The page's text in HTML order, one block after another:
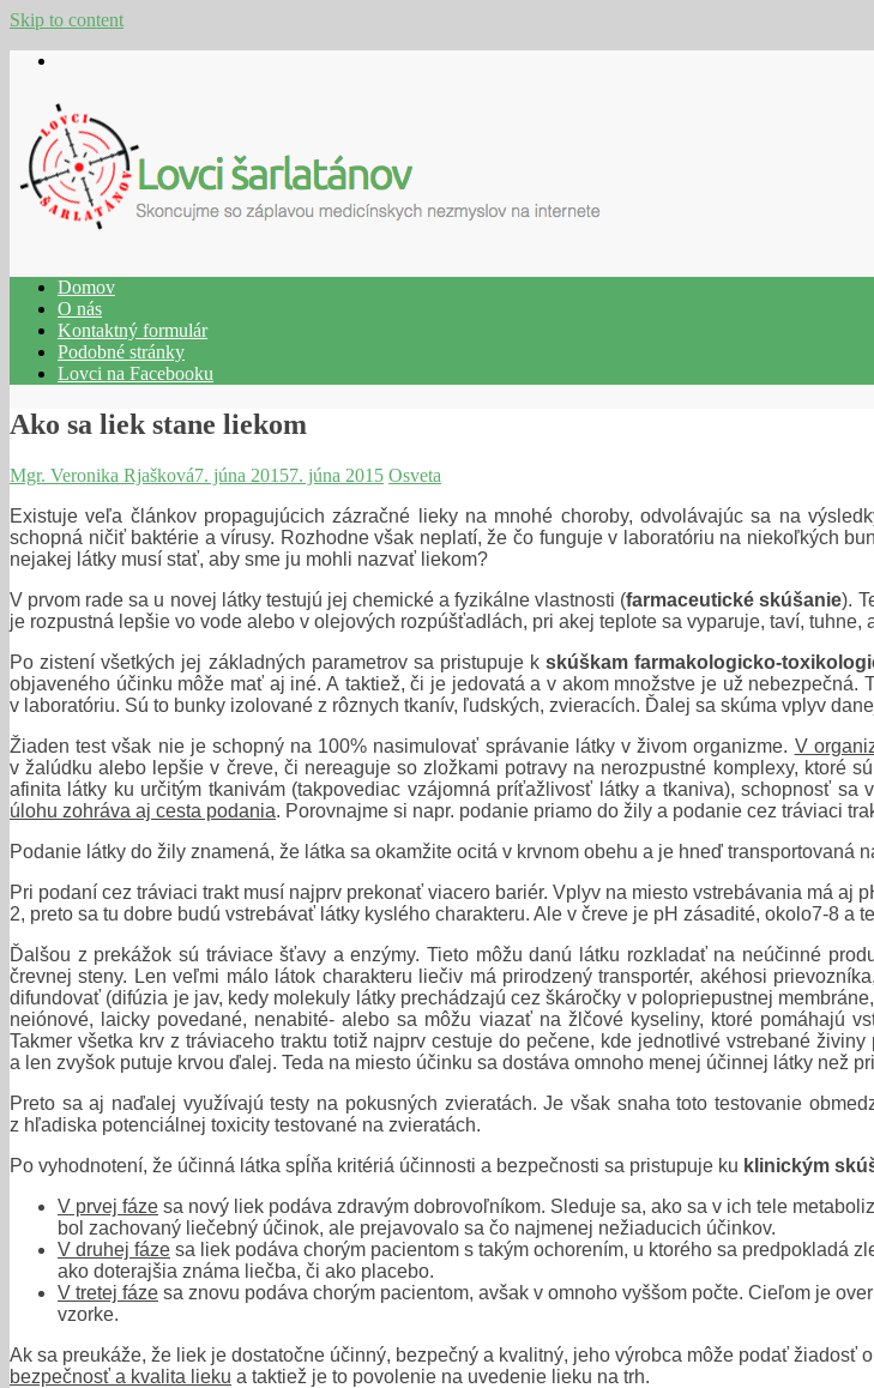
Skip to content
Domov
O nás
Kontaktný formulár
Podobné stránky
Lovci na Facebooku
Ako sa liek stane liekom
Mgr. Veronika Rjašková7. júna 20157. júna 2015 Osveta
Existuje veľa článkov propagujúcich zázračné lieky na mnohé choroby, odvolávajúc sa na
schopná ničiť baktérie a vírusy. Rozhodne však neplatí, že čo funguje v laboratóriu na niekoľkých
nejakej látky musí stať, aby sme ju mohli nazvať liekom?
V prvom rade sa u novej látky testujú jej chemické a fyzikálne vlastnosti (farmaceutické skúšanie).
je rozpustná lepšie vo vode alebo v olejových rozpúšťadlách, pri akej teplote sa vyparuje, taví, tuhne,
Po zistení všetkých jej základných parametrov sa pristupuje kskúškam farmakologicko-
objaveného účinku môže mať aj iné. A taktiež, či je jedovatá a v akom množstve je už nebezpečná.
v laboratóriu. Sú to bunky izolované z rôznych tkanív, ľudských, zvieracích. Ďalej sa skúma vplyv
Žiaden test však nie je schopný na 100% nasimulovať správanie látky v živom organizme. V
v žalúdku alebo lepšie v čreve, či nereaguje so zložkami potravy na nerozpustné komplexy, ktoré
afinita látky ku určitým tkanivám (takpovediac vzájomná príťažlivosť látky a tkaniva), schopnosť
úlohu zohráva aj cesta podania. Porovnajme si napr. podanie priamo do žily a podanie cez tráviaci
Podanie látky do žily znamená, že látka sa okamžite ocitá v krvnom obehu a je hneď transportovaná
Pri podaní cez tráviaci trakt musí najprv prekonať viacero bariér. Vplyv na miesto vstrebávania má
2, preto sa tu dobre budú vstrebávať látky kyslého charakteru. Ale v čreve je pH zásadité, okolo7-8 a
Ďalšou z prekážok sú tráviace šťavy a enzýmy. Tieto môžu danú látku rozkladať na neúčinné
črevnej steny. Len veľmi málo látok charakteru liečiv má prirodzený transportér, akéhosi
difundovať (difúzia je jav, kedy molekuly látky prechádzajú cez škáročky v polopriepustnej
neiónové, laicky povedané, nenabité- alebo sa môžu viazať na žlčové kyseliny, ktoré pomáhajú
Takmer všetka krv z tráviaceho traktu totiž najprv cestuje do pečene, kde jednotlivé vstrebané
a len zvyšok putuje krvou ďalej. Teda na miesto účinku sa dostáva omnoho menej účinnej látky než
Preto sa aj naďalej využívajú testy na pokusných zvieratách. Je však snaha toto testovanie
z hľadiska potenciálnej toxicity testované na zvieratách.
Po vyhodnotení, že účinná látka spĺňa kritériá účinnosti a bezpečnosti sa pristupuje ku klinickým
V prvej fáze sa nový liek podáva zdravým dobrovoľníkom. Sleduje sa, ako sa v ich tele
bol zachovaný liečebný účinok, ale prejavovalo sa čo najmenej nežiaducich účinkov.
V druhej fáze sa liek podáva chorým pacientom s takým ochorením, u ktorého sa predpokladá
ako doterajšia známa liečba, či ako placebo.
V tretej fáze sa znovu podáva chorým pacientom, avšak v omnoho vyššom počte. Cieľom je
vzorke.
Ak sa preukáže, že liek je dostatočne účinný, bezpečný a kvalitný, jeho výrobca môže podať žiadosť
bezpečnosť a kvalita lieku a taktiež je to povolenie na uvedenie lieku na trh.